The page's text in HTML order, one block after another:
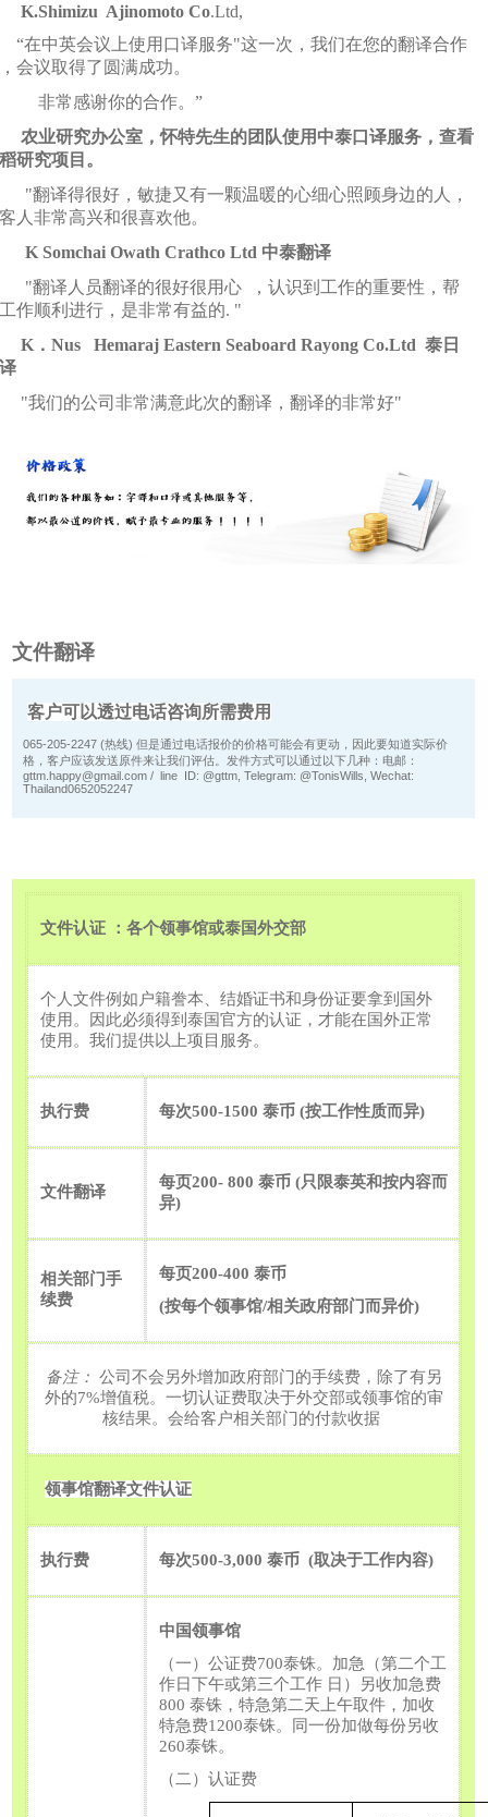
K.Shimizu Ajinomoto Co.Ltd,
“在中英会议 上使用口译服务"这一次，我们在您的翻译合作
会议取得了 圆满成功。
非常感谢你的合作。”
农业研究办公室，怀特先生的团队使用中泰口译服务 ，查看
研究项目。
"翻译得很好，敏捷又有一颗温暖的心细心照 顾身边的人，
人非常高兴和很喜欢他。
K Somchai Owath Crathco Ltd 中泰翻译
"翻译 人 员翻译的很好很用心 ，认识到工作的重要性，帮
作顺利 进行，是非常有益的. "
K ．Nus Hemaraj Eastern Seaboard Rayong Co.Ltd泰日
"我们的公司非常满意此次的翻译 ，翻译的非常好"
文件翻译
客户可以透过电话咨询所需费用
065-205-2247 (热线) 但是通过电话报价的价格可能会有更动，因此要知道实际价
格，客户应该发送原件来让我们评估。发件方式可以通过以下几种：电邮：
gttm.happy@gmail.com / line ID: @gttm, Telegram: @TonisWills, Wechat:
Thailand0652052247
文件认证 ：各个领事馆或泰国外交部
个人文件例如户籍誊本、结婚证书和身份证要拿到国外
使用。因此必须得到泰国官方的认证，才能在国外正常
使用。我们提供以上项目服务。
执行费 每次500-1500 泰币 (按工作性质而异)
文件翻译
每页200- 800 泰币 (只限泰英和按内容而
异)
相关部门手
续费
每页200-400 泰币
(按每个领事馆/相关政府部门而异价)
备注： 公司不会另外增加政府部门的手续费，除了有另
外的7%增值税。一切认证费取决于外交部或领事馆的审
核结果。会给客户相关部门的付款收据
领事馆翻译文件认证
执行费 每次500-3,000 泰币 (取决于工作内容)
中国领事馆
（一）公证费700泰铢。加急（第二个工
作日下午或第三个工作 日）另收加急费
800 泰铢，特急第二天上午取件，加收
特急费1200泰铢。同一份加做每份另收
260泰铢。
（二）认证费